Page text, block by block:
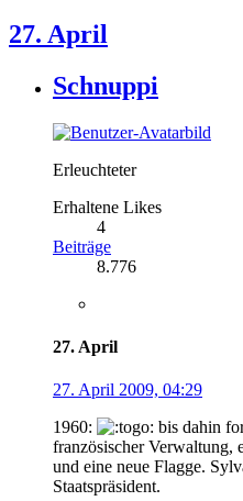
27. April
Schnuppi
Erleuchteter
Erhaltene Likes
4
Beiträge
8.776
27. April
27. April 2009, 04:29
1960:
bis dahin
französischer Verwaltung,
und eine neue Flagge.
Staatspräsident.